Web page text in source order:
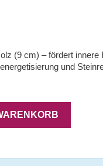
(9 cm) – fördert innere
und